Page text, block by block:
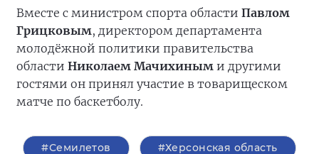
Вместе с министром спорта области Павлом
Грицковым, директором департамента
молодёжной политики правительства
области Николаем Мачихиным и другими
гостями он принял участие в товарищеском
матче по баскетболу.
#Семилетов #Херсонская область